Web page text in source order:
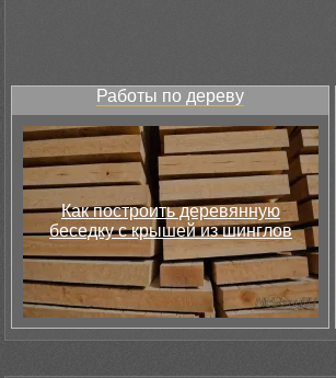
Работы по дереву
Как построить деревянную
беседку с крышей из шинглов